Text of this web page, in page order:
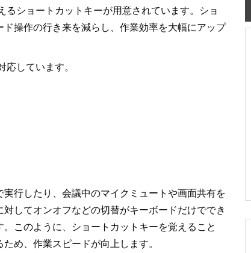
ショートカットキーが用意されています。ショ
操作の行き来を減らし、作業効率を大幅にアップ
しています。
行したり、会議中のマイクミュートや画面共有を
してオンオフなどの切替がキーボードだけででき
このように、ショートカットキーを覚えること
め、作業スピードが向上します。